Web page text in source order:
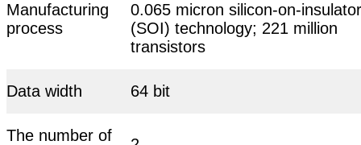
Manufacturing
process
0.065 micron silicon-on-insulator
(SOI) technology; 221 million
transistors
Data width 64 bit
The number of